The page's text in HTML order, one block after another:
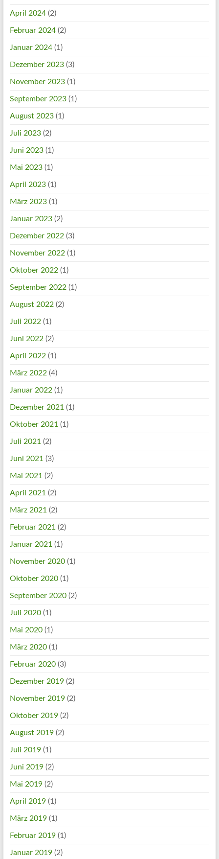
April 2024(2)
Februar 2024(2)
Januar 2024(1)
Dezember 2023(3)
November 2023(1)
September 2023(1)
August 2023(1)
Juli 2023(2)
Juni 2023(1)
Mai 2023(1)
April 2023(1)
März 2023(1)
Januar 2023(2)
Dezember 2022(3)
November 2022(1)
Oktober 2022(1)
September 2022(1)
August 2022(2)
Juli 2022(1)
Juni 2022(2)
April 2022(1)
März 2022(4)
Januar 2022(1)
Dezember 2021 (1)
Oktober 2021 (1)
Juli 2021 (2)
Juni 2021 (3)
Mai 2021 (2)
April 2021 (2)
März 2021 (2)
Februar 2021 (2)
Januar 2021 (1)
November 2020(1)
Oktober 2020(1)
September 2020(2)
Juli 2020(1)
Mai 2020(1)
März 2020(1)
Februar 2020(3)
Dezember 2019(2)
November 2019(2)
Oktober 2019(2)
August 2019(2)
Juli 2019(1)
Juni 2019(2)
Mai 2019(2)
April 2019(1)
März 2019(1)
Februar 2019(1)
Januar 2019(2)